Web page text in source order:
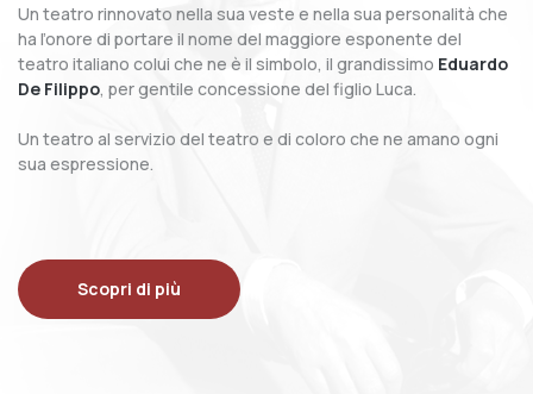
Un teatro rinnovato nella sua veste e nella sua personalità che
ha l’onore di portare il nome del maggiore esponente del
teatro italiano colui che ne è il simbolo, il grandissimo Eduardo
De Filippo, per gentile concessione del figlio Luca.
Un teatro al servizio del teatro e di coloro che ne amano ogni
sua espressione.
Scopri di più